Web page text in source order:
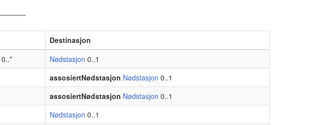
Destinasjon
0..* Nødstasjon 0..1
assosiertNødstasjon Nødstasjon 0..1
assosiertNødstasjon Nødstasjon 0..1
Nødstasjon 0..1